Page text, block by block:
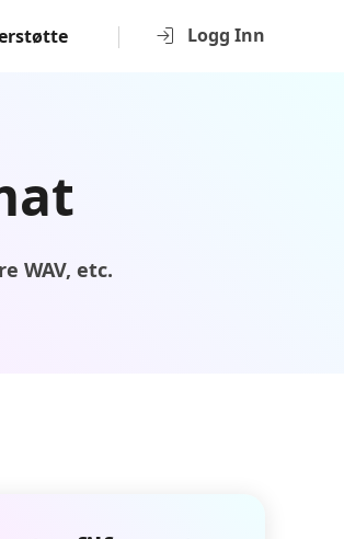
Logg Inn
WAV, etc.